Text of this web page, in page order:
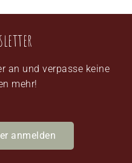
an und verpasse keine
mehr!
anmelden